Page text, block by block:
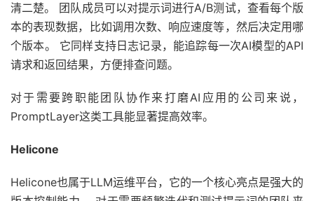
清二楚。 团队成员可以对提示词进行A/B测试，查看每个版
本的表现数据，比如调用次数、响应速度等，然后决定用哪
个版本。 它同样支持日志记录，能追踪每一次AI模型的API
请求和返回结果，方便排查问题。
对于需要跨职能团队协作来打磨AI应用的公司来说，
PromptLayer这类工具能显著提高效率。
Helicone
Helicone也属于LLM运维平台，它的一个核心亮点是强大的